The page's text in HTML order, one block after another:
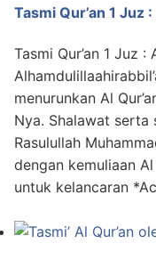
Tasmi Qur’an 1 Juz
Tasmi Qur’an 1 Juz :
menurunkan Al
Nya. Shalawat serta
Rasulullah
dengan kemuliaan
untuk kelancaran